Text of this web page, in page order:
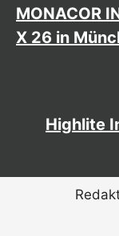
MONACOR
X 26 in
Highlite